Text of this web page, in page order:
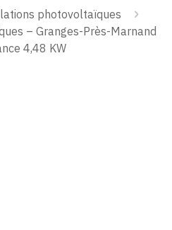
photovoltaïques
– Granges-Près-Marnand
4,48 KW